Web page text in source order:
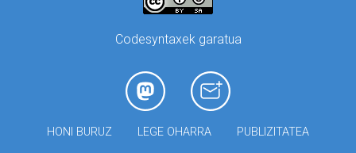
Codesyntaxek garatua
HONI BURUZ LEGE OHARRA PUBLIZITATEA